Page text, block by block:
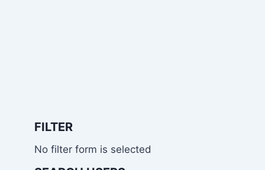
FILTER
No filter form is selected